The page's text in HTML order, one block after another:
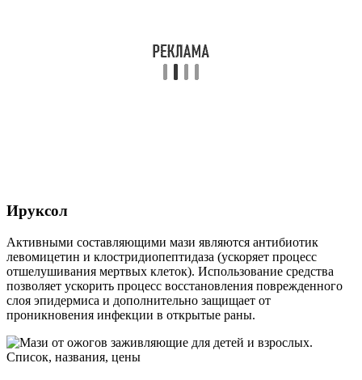
Ируксол
Активными составляющими мази являются антибиотик
левомицетин и клостридиопептидаза (ускоряет процесс
отшелушивания мертвых клеток). Использование средства
позволяет ускорить процесс восстановления поврежденного
слоя эпидермиса и дополнительно защищает от
проникновения инфекции в открытые раны.